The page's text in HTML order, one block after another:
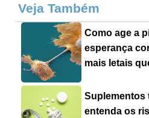
Veja Também
Como age a
esperança
mais letais
Suplementos
entenda os